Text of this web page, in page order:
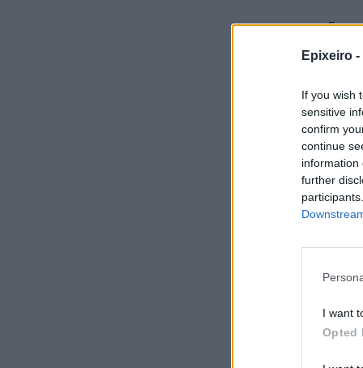
Epixeiro -
If you wish
sensitive
confirm
continue
information
further
I want
Opted